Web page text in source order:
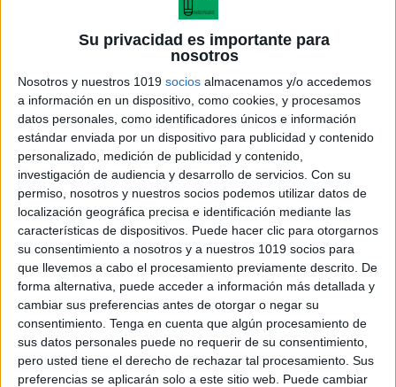
Su privacidad es importante para
nosotros
Nosotros y nuestros 1019 socios almacenamos y/o accedemos
a información en un dispositivo, como cookies, y procesamos
datos personales, como identificadores únicos e información
estándar enviada por un dispositivo para publicidad y contenido
personalizado, medición de publicidad y contenido,
investigación de audiencia y desarrollo de servicios. Con su
permiso, nosotros y nuestros socios podemos utilizar datos de
localización geográfica precisa e identificación mediante las
características de dispositivos. Puede hacer clic para otorgarnos
su consentimiento a nosotros y a nuestros 1019 socios para
que llevemos a cabo el procesamiento previamente descrito. De
forma alternativa, puede acceder a información más detallada y
cambiar sus preferencias antes de otorgar o negar su
consentimiento. Tenga en cuenta que algún procesamiento de
sus datos personales puede no requerir de su consentimiento,
pero usted tiene el derecho de rechazar tal procesamiento. Sus
preferencias se aplicarán solo a este sitio web. Puede cambiar
Aprende y colorea la Prehistoria y sus
etapas
Publicado el 26 mayo, 2026
Un viaje visual por los primeros pasos de la
humanidad Hoy te presento un recurso educativo ideal
para introducir la Prehistoria de forma divertida y
comprensible: el pack Aprende y […]
SEGUIR LEYENDO